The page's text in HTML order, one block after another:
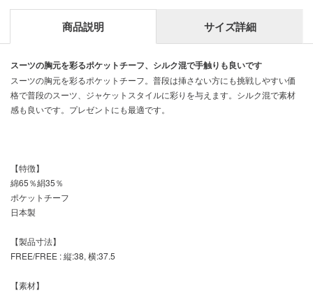
商品説明 サイズ詳細
スーツの胸元を彩るポケットチーフ、シルク混で手触りも良いです
スーツの胸元を彩るポケットチーフ。普段は挿さない方にも挑戦しやすい価
格で普段のスーツ、ジャケットスタイルに彩りを与えます。シルク混で素材
感も良いです。プレゼントにも最適です。
【特徴】
綿65％絹35％
ポケットチーフ
日本製
【製品寸法】
FREE/FREE : 縦:38, 横:37.5
【素材】